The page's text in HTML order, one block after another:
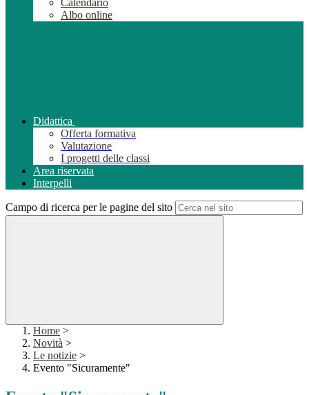
Calendario
Albo online
Didattica
Offerta formativa
Valutazione
I progetti delle classi
Area riservata
Interpelli
Campo di ricerca per le pagine del sito
Home >
Novità >
Le notizie >
Evento "Sicuramente"